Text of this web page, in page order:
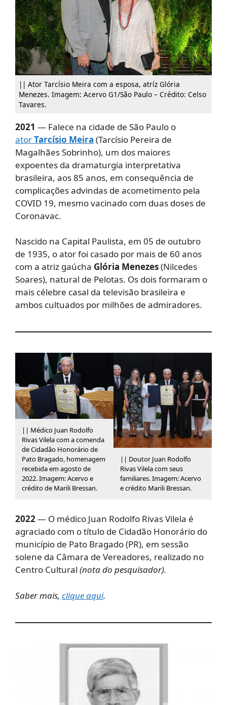
|| Ator Tarcísio Meira com a esposa, atríz Glória
Menezes. Imagem: Acervo G1/São Paulo – Crédito: Celso
Tavares.
2021 — Falece na cidade de São Paulo o
atorTarcísio Meira (Tarcísio Pereira de
Magalhães Sobrinho), um dos maiores
expoentes da dramaturgia interpretativa
brasileira, aos 85 anos, em consequência de
complicações advindas de acometimento pela
COVID 19, mesmo vacinado com duas doses de
Coronavac.
Nascido na Capital Paulista, em 05 de outubro
de 1935, o ator foi casado por mais de 60 anos
com a atriz gaúcha Glória Menezes(Nilcedes
Soares), natural de Pelotas. Os dois formaram o
mais célebre casal da televisão brasileira e
ambos cultuados por milhões de admiradores.
|| Médico Juan Rodolfo
Rivas Vilela com a comenda
de Cidadão Honorário de
Pato Bragado, homenagem
recebida em agosto de
2022. Imagem: Acervo e
crédito de Marili Bressan.
|| Doutor Juan Rodolfo
Rivas Vilela com seus
familiares. Imagem: Acervo
e crédito Marili Bressan.
2022— O médico Juan Rodolfo Rivas Vilela é
agraciado com o título de Cidadão Honorário do
município de Pato Bragado (PR), em sessão
solene da Câmara de Vereadores, realizado no
Centro Cultural (nota do pesquisador).
Saber mais, clique aqui.